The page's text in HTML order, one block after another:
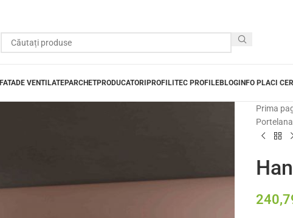
FATADE VENTILATEPARCHETPRODUCATORI PROFILITEC PROFILEBLOG INFO PLACI
Prima